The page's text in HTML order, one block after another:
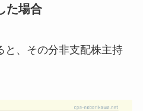
た場合
と、その分非支配株主持